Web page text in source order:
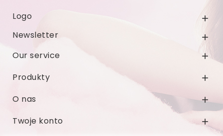
Logo 
Newsletter 
Our service 
Produkty 
O nas 
Twoje konto 